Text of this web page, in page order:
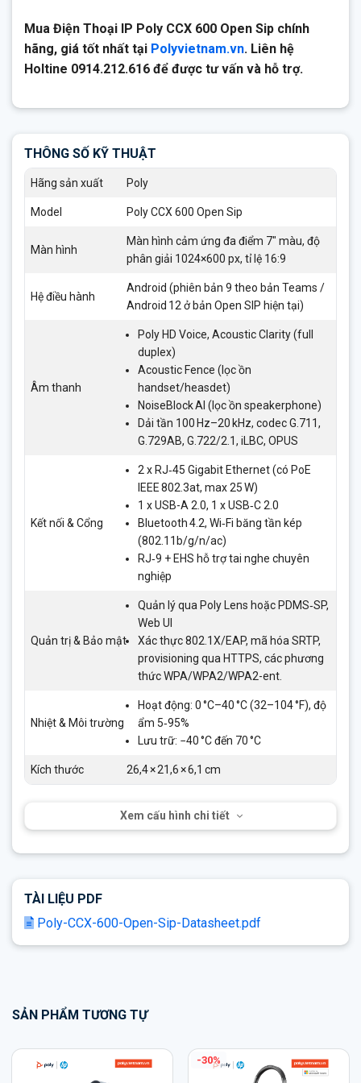
Mua Điện Thoại IP Poly CCX 600 Open Sip chính
hãng, giá tốt nhất tại Polyvietnam.vn. Liên hệ
Holtine 0914.212.616 để được tư vấn và hỗ trợ.
THÔNG SỐ KỸ THUẬT
Hãng sản xuất Poly
Model Poly CCX 600 Open Sip
Màn hình
Màn hình cảm ứng đa điểm 7″ màu, độ
phân giải 1024×600 px, tỉ lệ 16:9
Hệ điều hành
Android (phiên bản 9 theo bản Teams /
Android 12 ở bản Open SIP hiện tại)
Âm thanh
Poly HD Voice, Acoustic Clarity (full
duplex)
Acoustic Fence (lọc ồn
handset/heasdet)
NoiseBlock AI (lọc ồn speakerphone)
Dải tần 100 Hz–20 kHz, codec G.711,
G.729AB, G.722/2.1, iLBC, OPUS
Kết nối & Cổng
2 x RJ‑45 Gigabit Ethernet (có PoE
IEEE 802.3at, max 25 W)
1 x USB-A 2.0, 1 x USB‑C 2.0
Bluetooth 4.2, Wi‑Fi băng tần kép
(802.11b/g/n/ac)
RJ‑9 + EHS hỗ trợ tai nghe chuyên
nghiệp
Quản trị & Bảo mật
Quản lý qua Poly Lens hoặc PDMS‑SP,
Web UI
Xác thực 802.1X/EAP, mã hóa SRTP,
provisioning qua HTTPS, các phương
thức WPA/WPA2/WPA2-ent.
Nhiệt & Môi trường
Hoạt động: 0 °C–40 °C (32–104 °F), độ
ẩm 5‑95%
Lưu trữ: −40 °C đến 70 °C
Kích thước 26,4 × 21,6 × 6,1 cm
Xem cấu hình chi tiết
TÀI LIỆU PDF
Poly-CCX-600-Open-Sip-Datasheet.pdf
SẢN PHẨM TƯƠNG TỰ
-7%